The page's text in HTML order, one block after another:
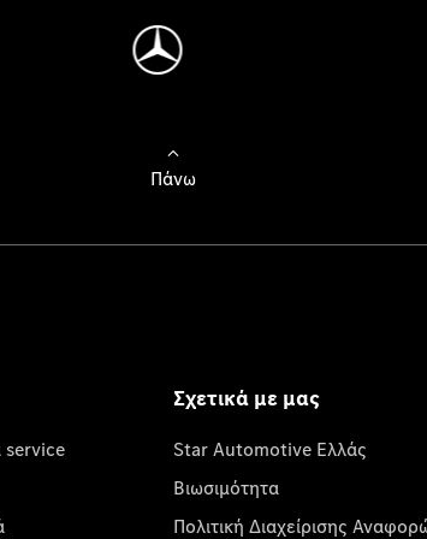
Πάνω
service
Σχετικά με μας
Star Automotive Ελλάς
Βιωσιμότητα
Πολιτική Διαχείρισης